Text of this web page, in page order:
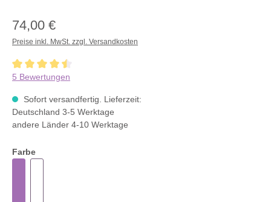
74,00 €
Preise inkl. MwSt. zzgl. Versandkosten
Durchschnittliche Bewertung von 4.4 von 5 Sternen
5 Bewertungen
Sofort versandfertig. Lieferzeit:
Deutschland 3-5 Werktage
andere Länder 4-10 Werktage
Farbe